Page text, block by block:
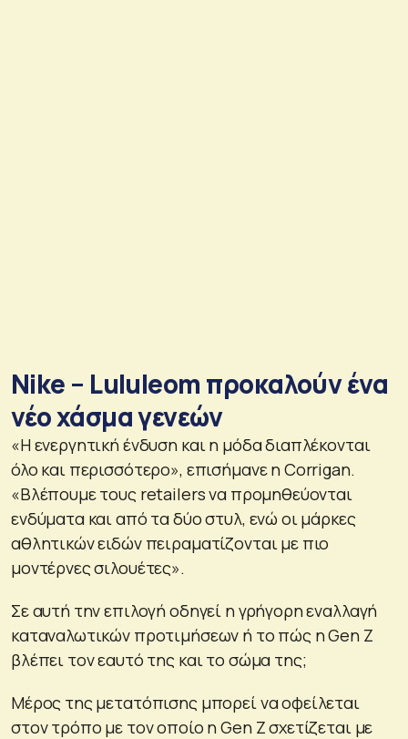
Nike – Lululeom προκαλούν ένα
νέο χάσμα γενεών
«Η ενεργητική ένδυση και η μόδα διαπλέκονται
όλο και περισσότερο», επισήμανε η Corrigan.
«Βλέπουμε τους retailers να προμηθεύονται
ενδύματα και από τα δύο στυλ, ενώ οι μάρκες
αθλητικών ειδών πειραματίζονται με πιο
μοντέρνες σιλουέτες».
Σε αυτή την επιλογή οδηγεί η γρήγορη εναλλαγή
καταναλωτικών προτιμήσεων ή το πώς η Gen Z
βλέπει τον εαυτό της και το σώμα της;
Μέρος της μετατόπισης μπορεί να οφείλεται
στον τρόπο με τον οποίο η Gen Z σχετίζεται με